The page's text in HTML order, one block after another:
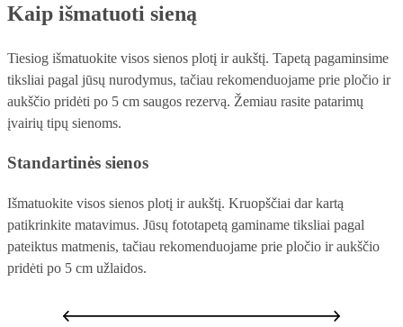
Kaip išmatuoti sieną
Tiesiog išmatuokite visos sienos plotį ir aukštį. Tapetą pagaminsime
tiksliai pagal jūsų nurodymus, tačiau rekomenduojame prie pločio ir
aukščio pridėti po 5 cm saugos rezervą. Žemiau rasite patarimų
įvairių tipų sienoms.
Standartinės sienos
Išmatuokite visos sienos plotį ir aukštį. Kruopščiai dar kartą
patikrinkite matavimus. Jūsų fototapetą gaminame tiksliai pagal
pateiktus matmenis, tačiau rekomenduojame prie pločio ir aukščio
pridėti po 5 cm užlaidos.